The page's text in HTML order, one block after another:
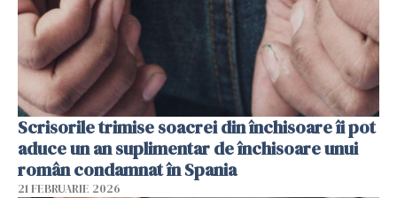
Scrisorile trimise soacrei din închisoare îi pot
aduce un an suplimentar de închisoare unui
român condamnat în Spania
21 FEBRUARIE 2026